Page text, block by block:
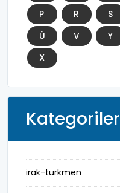
P
R S
Ü
V Y
X
Kategoriler
irak-türkmen